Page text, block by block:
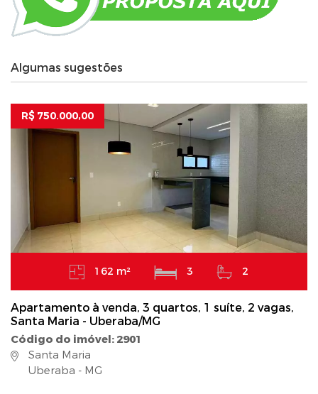
Algumas sugestões
R$ 750.000,00
162 m² 3 2
Apartamento à venda, 3 quartos, 1 suíte, 2 vagas,
Santa Maria - Uberaba/MG
Código do imóvel: 2901
Santa Maria
Uberaba - MG